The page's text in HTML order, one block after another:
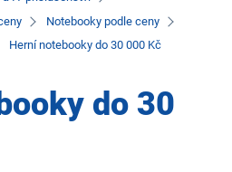
Notebooky podle ceny
Herní notebooky do 30 000 Kč
do 30